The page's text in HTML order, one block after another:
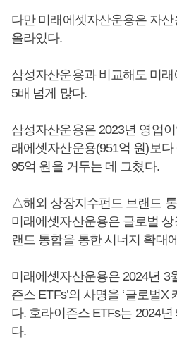
다만 미래에셋자산운용은 자
올라있다.
삼성자산운용과 비교해도 미
5배 넘게 많다.
삼성자산운용은 2023년 영업
래에셋자산운용(951억 원)보
95억 원을 거두는 데 그쳤다.
△해외 상장지수펀드 브랜드
미래에셋자산운용은 글로벌
랜드 통합을 통한 시너지 확대
미래에셋자산운용은 2024년 3
즌스 ETFs’의 사명을 ‘글로벌X
다. 호라이즌스 ETFs는 2024
다.